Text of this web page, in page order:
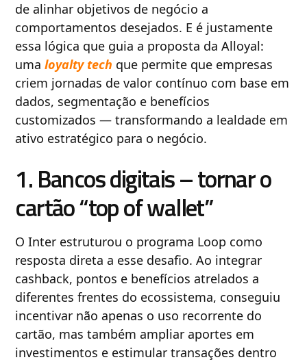
de alinhar objetivos de negócio a
comportamentos desejados. E é justamente
essa lógica que guia a proposta da Alloyal:
umaloyalty tech que permite que empresas
criem jornadas de valor contínuo com base em
dados, segmentação e benefícios
customizados — transformando a lealdade em
ativo estratégico para o negócio.
1. Bancos digitais – tornar o
cartão “top of wallet”
O Inter estruturou o programa Loop como
resposta direta a esse desafio. Ao integrar
cashback, pontos e benefícios atrelados a
diferentes frentes do ecossistema, conseguiu
incentivar não apenas o uso recorrente do
cartão, mas também ampliar aportes em
investimentos e estimular transações dentro